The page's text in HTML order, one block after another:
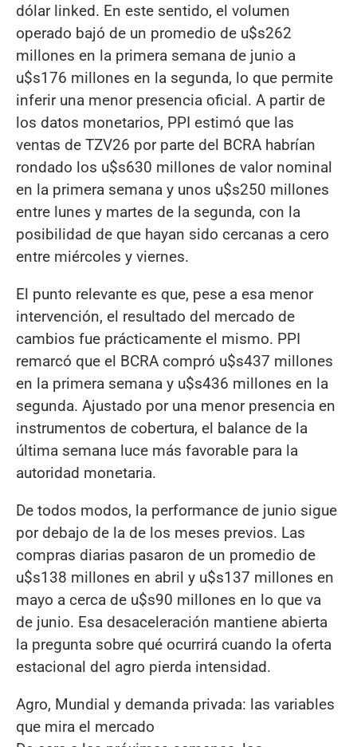
dólar linked. En este sentido, el volumen
operado bajó de un promedio de u$s262
millones en la primera semana de junio a
u$s176 millones en la segunda, lo que permite
inferir una menor presencia oficial. A partir de
los datos monetarios, PPI estimó que las
ventas de TZV26 por parte del BCRA habrían
rondado los u$s630 millones de valor nominal
en la primera semana y unos u$s250 millones
entre lunes y martes de la segunda, con la
posibilidad de que hayan sido cercanas a cero
entre miércoles y viernes.
El punto relevante es que, pese a esa menor
intervención, el resultado del mercado de
cambios fue prácticamente el mismo. PPI
remarcó que el BCRA compró u$s437 millones
en la primera semana y u$s436 millones en la
segunda. Ajustado por una menor presencia en
instrumentos de cobertura, el balance de la
última semana luce más favorable para la
autoridad monetaria.
De todos modos, la performance de junio sigue
por debajo de la de los meses previos. Las
compras diarias pasaron de un promedio de
u$s138 millones en abril y u$s137 millones en
mayo a cerca de u$s90 millones en lo que va
de junio. Esa desaceleración mantiene abierta
la pregunta sobre qué ocurrirá cuando la oferta
estacional del agro pierda intensidad.
Agro, Mundial y demanda privada: las variables
que mira el mercado